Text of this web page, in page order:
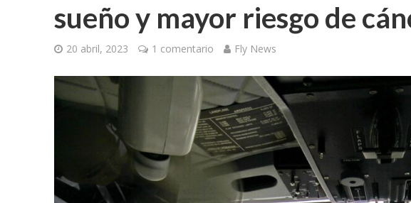
sueño y mayor riesgo de
20 abril, 2023 1 comentario Fly News